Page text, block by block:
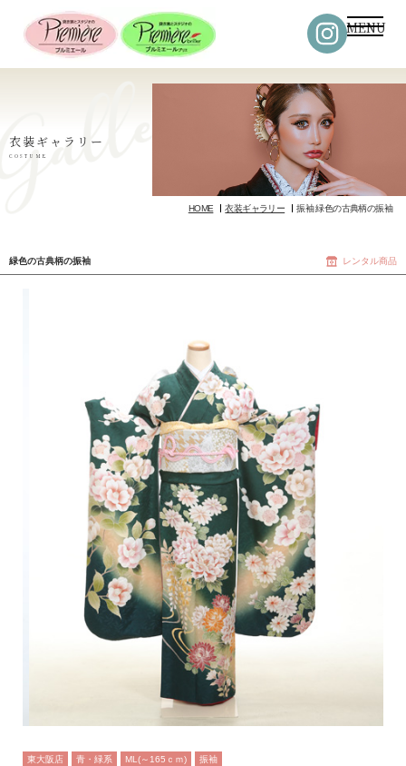
MENU
HOME 衣装ギャラリー 振袖 緑色の古典柄の振袖
衣装ギャラリー
COSTUME
緑色の古典柄の振袖 レンタル商品
東大阪店 青・緑系 ML(～165ｃｍ) 振袖